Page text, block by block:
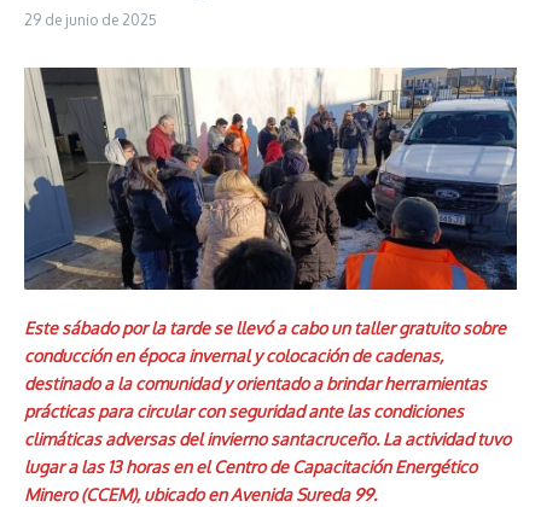
29 de junio de 2025
Este sábado por la tarde se llevó a cabo un taller gratuito sobre
conducción en época invernal y colocación de cadenas,
destinado a la comunidad y orientado a brindar herramientas
prácticas para circular con seguridad ante las condiciones
climáticas adversas del invierno santacruceño. La actividad tuvo
lugar a las 13 horas en el Centro de Capacitación Energético
Minero (CCEM), ubicado en Avenida Sureda 99.